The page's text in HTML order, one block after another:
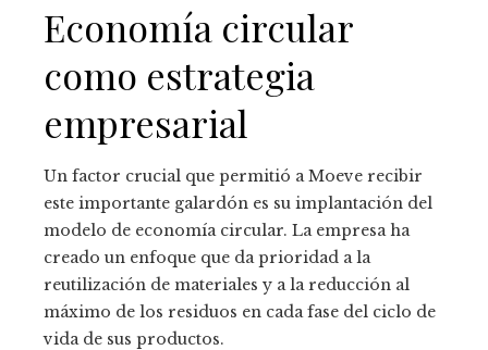
Economía circular
como estrategia
empresarial
Un factor crucial que permitió a Moeve recibir
este importante galardón es su implantación del
modelo de economía circular. La empresa ha
creado un enfoque que da prioridad a la
reutilización de materiales y a la reducción al
máximo de los residuos en cada fase del ciclo de
vida de sus productos.